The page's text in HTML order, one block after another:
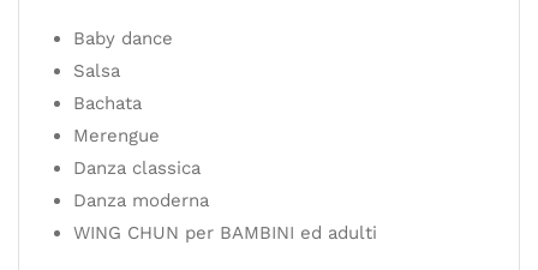
Baby dance
Salsa
Bachata
Merengue
Danza classica
Danza moderna
WING CHUN per BAMBINI ed adulti